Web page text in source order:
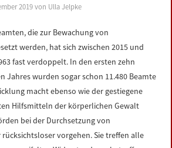
2019 von Ulla Jelpke
die zur Bewachung von
werden, hat sich zwischen 2015 und
fast verdoppelt. In den ersten zehn
Jahres wurden sogar schon 11.480 Beamte
macht ebenso wie der gestiegene
Hilfsmitteln der körperlichen Gewalt
bei der Durchsetzung von
vorgehen. Sie treffen alle